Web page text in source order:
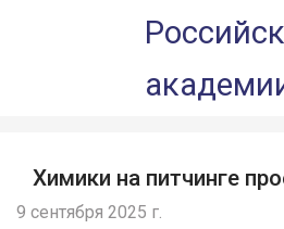
Химики на питчинге
9 сентября 2025 г.